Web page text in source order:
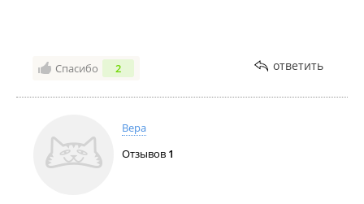
Спасибо 2 ответить
Вера
Отзывов 1